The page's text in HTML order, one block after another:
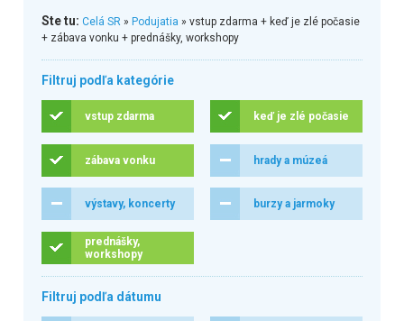
Ste tu: Celá SR» Podujatia » vstup zdarma + keď je zlé počasie
+ zábava vonku + prednášky, workshopy
Filtruj podľa kategórie
vstup zdarma keď je zlé počasie
zábava vonku hrady a múzeá
výstavy, koncerty burzy a jarmoky
prednášky,
workshopy
Filtruj podľa dátumu